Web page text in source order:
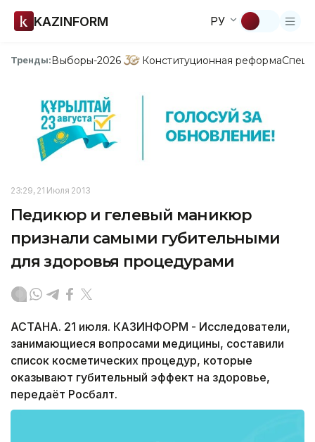
KAZINFORM РУ
Тренды:Выборы-2026 Конституционная реформа
23:29, 21 Июля 2013
Педикюр и гелевый маникюр
признали самыми губительными
для здоровья процедурами
АСТАНА. 21 июля. КАЗИНФОРМ - Исследователи,
занимающиеся вопросами медицины, составили
список косметических процедур, которые
оказывают губительный эффект на здоровье,
передаёт Росбалт.